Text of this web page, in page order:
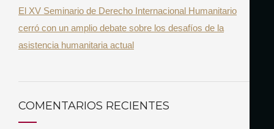
El XV Seminario de Derecho Internacional Humanitario
cerró con un amplio debate sobre los desafíos de la
asistencia humanitaria actual
COMENTARIOS RECIENTES